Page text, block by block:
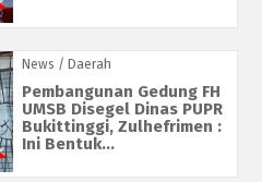
News / Daerah
Pembangunan Gedung FH
UMSB Disegel Dinas PUPR
Bukittinggi, Zulhefrimen :
Ini Bentuk...